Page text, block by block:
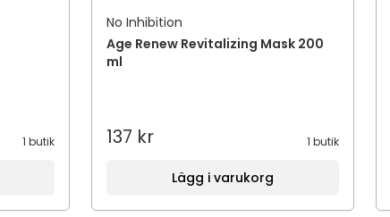
1 butik
No Inhibition
Age Renew Revitalizing Mask 200
ml
137 kr 1 butik
Lägg i varukorg